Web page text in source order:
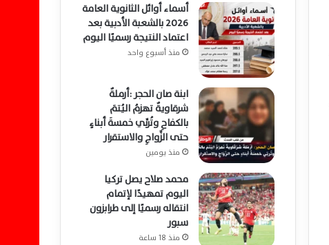
أسماء أوائل الثانوية العامة
2026 بالشعبة الأدبية بعد
اعتماد النتيجة رسميًا اليوم
منذ أسبوع واحد
ابنة صان الحجر :أرملةٌ
شرقاويةٌ تهزمُ اليُتمَ
بالكفاحِ وتُربِّي خمسةَ أبناءٍ
حتى الزَّواجِ والاستقرار
منذ يومين
محمد صلاح يصل تركيا
اليوم تمهيدًا لإتمام
انتقاله رسميًا إلى طرابزون
سبور
منذ 18 ساعة